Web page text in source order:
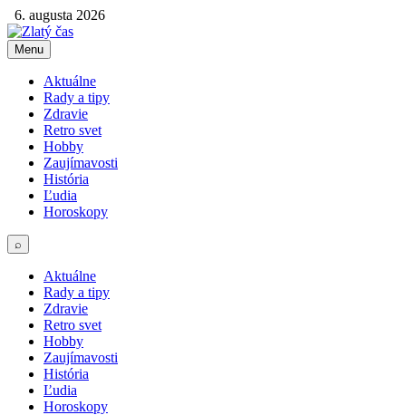
6. augusta 2026
Menu
Aktuálne
Rady a tipy
Zdravie
Retro svet
Hobby
Zaujímavosti
História
Ľudia
Horoskopy
⌕
Aktuálne
Rady a tipy
Zdravie
Retro svet
Hobby
Zaujímavosti
História
Ľudia
Horoskopy